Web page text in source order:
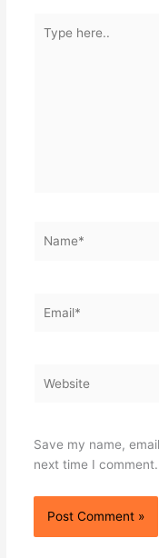
here..
Save my name,
next time I comment.